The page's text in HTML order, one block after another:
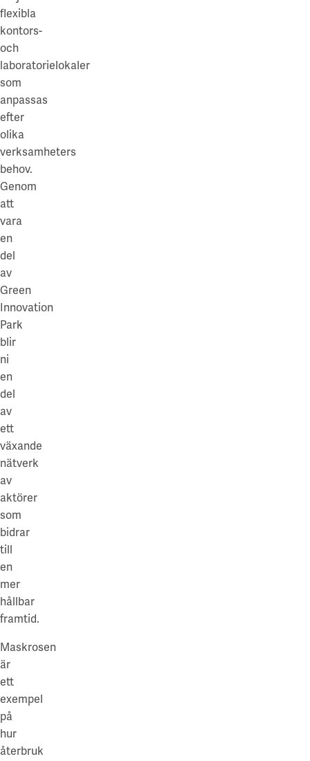
flexibla
kontors-
och
laboratorielokaler
som
anpassas
efter
olika
verksamheters
behov.
Genom
att
vara
en
del
av
Green
Innovation
Park
blir
ni
en
del
av
ett
växande
nätverk
av
aktörer
som
bidrar
till
en
mer
hållbar
framtid.
Maskrosen
är
ett
exempel
på
hur
återbruk